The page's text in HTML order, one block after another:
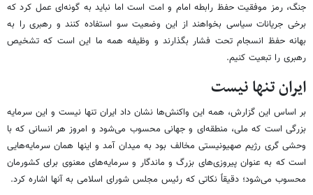
جنگ، رمز موفقیت حفظ رابطه امام و امت است اما نباید به گونه‌ای عمل کرد که
برخی جریانات سیاسی بخواهند از این وضعیت سو استفاده کنند و رهبری را به
بهانه حفظ انسجام تحت فشار بگذارند و وظیفه همه ما این است که تشخیص
رهبری را تبعیت کنیم.
ایران تنها نیست
بر اساس این گزارش، همه این واکنش‌ها نشان داد ایران تنها نیست و این سرمایه
بزرگی است که ملی، منطقه‌ای و جهانی محسوب می‌شود و امروز هر انسانی که با
وحشی گری رژیم صهیونیستی مخالف بود به میدان آمد و اینها همان سرمایه‌هایی
است که به عنوان پیروزی‌های بزرگ و ماندگار و سرمایه‌های معنوی برای کشورمان
محسوب می‌شود؛ دقیقاً نکاتی که رئیس مجلس شورای اسلامی به آنها اشاره کرد.